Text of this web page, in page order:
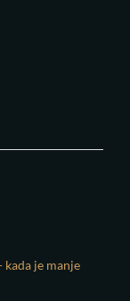
je manje